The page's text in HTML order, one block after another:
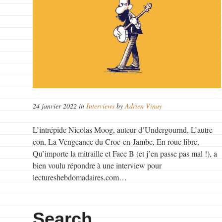
24 janvier 2022 in Interviews byAdrien Vinay
L’intrépide Nicolas Moog, auteur d’Undergournd, L’autre
con, La Vengeance du Croc-en-Jambe, En roue libre,
Qu’importe la mitraille et Face B (et j’en passe pas mal !), a
bien voulu répondre à une interview pour
lectureshebdomadaires.com…